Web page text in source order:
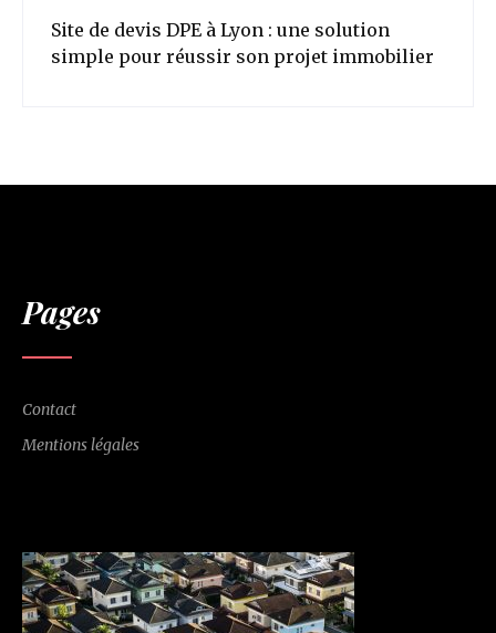
Site de devis DPE à Lyon : une solution
simple pour réussir son projet immobilier
Pages
Contact
Mentions légales